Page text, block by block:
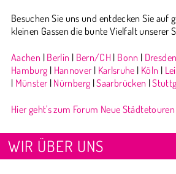
Besuchen Sie uns und entdecken Sie auf
kleinen Gassen die bunte Vielfalt unserer
Aachen |Berlin | Bern/CH | Bonn | Dresden
Hamburg | Hannover | Karlsruhe | Köln |
| Münster |Nürnberg |Saarbrücken |
Hier geht's zum Forum Neue Städtetouren
WIR ÜBER UNS